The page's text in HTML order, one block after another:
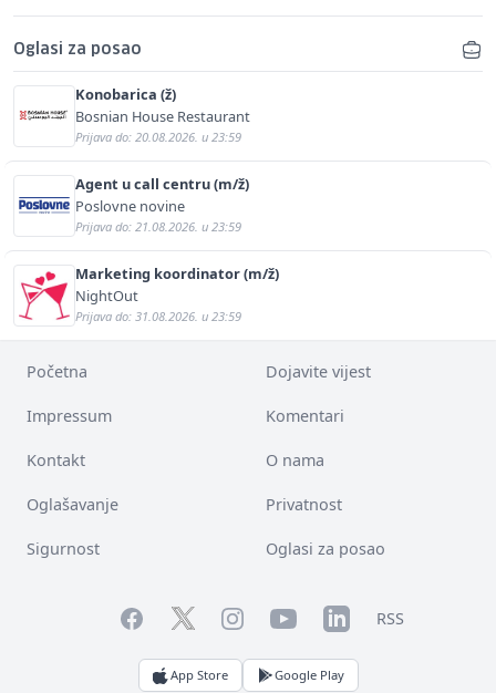
Oglasi za posao
Konobarica (ž)
Bosnian House Restaurant
Prijava do: 20.08.2026. u 23:59
Agent u call centru (m/ž)
Poslovne novine
Prijava do: 21.08.2026. u 23:59
Marketing koordinator (m/ž)
NightOut
Prijava do: 31.08.2026. u 23:59
Početna Dojavite vijest
Impressum Komentari
Kontakt O nama
Oglašavanje Privatnost
Sigurnost Oglasi za posao
FacebookTwitterInstagramYouTubeLinkedInRSS
App Store Google Play